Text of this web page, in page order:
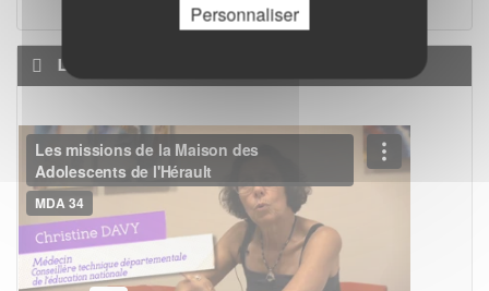
RECHERCHE
La MDA 34 en vidéo
Personnaliser